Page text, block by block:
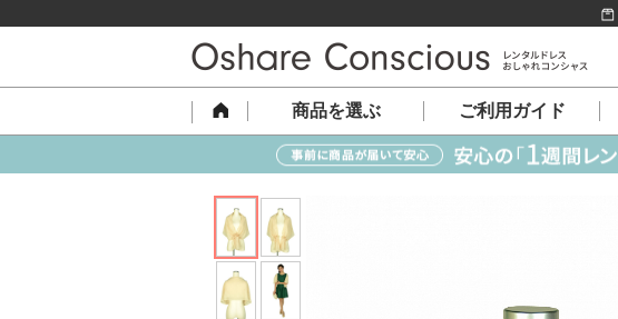
商品を選ぶ ご利用ガイド